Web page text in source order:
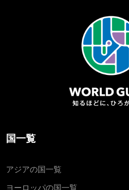
国一覧
アジアの国一覧
ヨーロッパの国一覧